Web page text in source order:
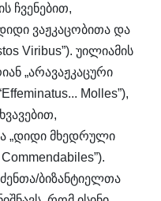
ჩვენებით,
ვაჟკაცობითა და
Viribus”). უილიამის
„არავაჟკაცური
Molles”),
„დიდი მხედრული
ბიზანტიელთა